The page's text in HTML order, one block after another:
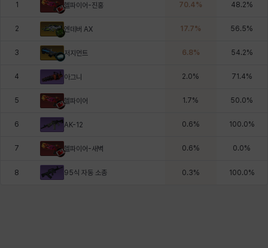
1 헬파이어-진홍 70.4% 48.2%
2 엔데버 AX 17.7% 56.5%
3 저지먼트 6.8% 54.2%
4 아그니 2.0% 71.4%
5 헬파이어 1.7% 50.0%
6 AK-12 0.6% 100.0%
7 헬파이어-새벽 0.6% 0.0%
8 95식 자동 소총 0.3% 100.0%